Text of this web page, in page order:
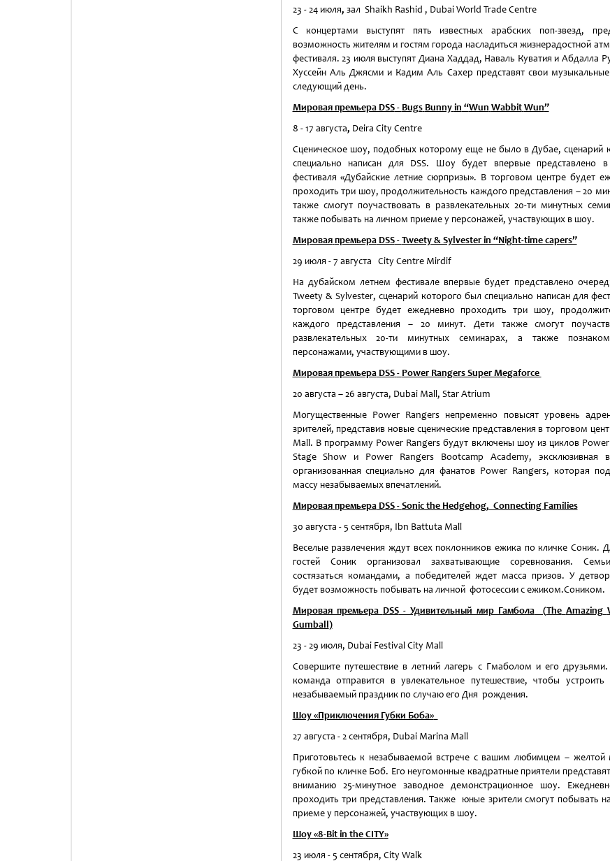
23 - 24 июля, зал Shaikh Rashid , Dubai World Trade Centre
С концертами выступят пять известных арабских поп-звезд,
возможность жителям и гостям города насладиться жизнерадостной
фестиваля. 23 июля выступят Диана Хаддад, Наваль Куватия и Абдалла
Хуссейн Аль Джясми и Кадим Аль Сахер представят свои
следующий день.
Мировая премьера DSS- Bugs Bunny in “Wun Wabbit Wun”
8 - 17 августа, Deira City Centre
Сценическое шоу, подобных которому еще не было в Дубае, сценарий
специально написан для DSS. Шоу будет впервые представлено
фестиваля «Дубайские летние сюрпризы». В торговом центре будет
проходить три шоу, продолжительность каждого представления – 20
также смогут поучаствовать в развлекательных 20-ти минутных
также побывать на личном приеме у персонажей, участвующих в шоу.
Мировая премьераDSS-Tweety & Sylvester in “Night-time capers”
29 июля - 7 августа City Centre Mirdif
На дубайском летнем фестивале впервые будет представлено
Tweety & Sylvester, сценарий которого был специально написан для
торговом центре будет ежедневно проходить три шоу,
каждого представления – 20 минут. Дети также смогут
развлекательных 20-ти минутных семинарах, а также
персонажами, участвующими в шоу.
Мировая премьераDSS - Power Rangers Super Megaforce
20 августа – 26 августа, Dubai Mall, Star Atrium
Могущественные Power Rangers непременно повысят уровень
зрителей, представив новые сценические представления в торговом
Mall. В программу Power Rangers будут включены шоу из циклов
Stage Show и Power Rangers Bootcamp Academy, эксклюзивная
организованная специально для фанатов Power Rangers, которая
массу незабываемых впечатлений.
Мировая премьераDSS-Sonic the Hedgehog, Connecting Families
30 августа - 5 сентября, Ibn Battuta Mall
Веселые развлечения ждут всех поклонников ежика по кличке Соник.
гостей Соник организовал захватывающие соревнования.
состязаться командами, а победителей ждет масса призов. У
будет возможность побывать на личной фотосессии с ежиком.Соником.
Мировая премьера DSS- Удивительный мир Гамбола(The Amazing
Gumball)
23 - 29 июля, Dubai Festival City Mall
Совершите путешествие в летний лагерь с Гмаболом и его друзьями.
команда отправится в увлекательное путешествие, чтобы устроить
незабываемый праздник по случаю его Дня рождения.
Шоу «Приключения Губки Боба»
27 августа - 2 сентября, Dubai Marina Mall
Приготовьтесь к незабываемой встрече с вашим любимцем – желтой
губкой по кличке Боб. Его неугомонные квадратные приятели
вниманию 25-минутное заводное демонстрационное шоу.
проходить три представления. Также юные зрители смогут побывать
приеме у персонажей, участвующих в шоу.
Шоу «8-Bit in the CITY»
23 июля - 5 сентября, City Walk